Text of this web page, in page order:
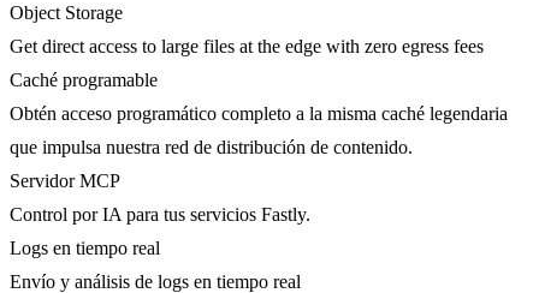
Object Storage
Get direct access to large files at the edge with zero egress fees
Caché programable
Obtén acceso programático completo a la misma caché legendaria
que impulsa nuestra red de distribución de contenido.
Servidor MCP
Control por IA para tus servicios Fastly.
Logs en tiempo real
Envío y análisis de logs en tiempo real